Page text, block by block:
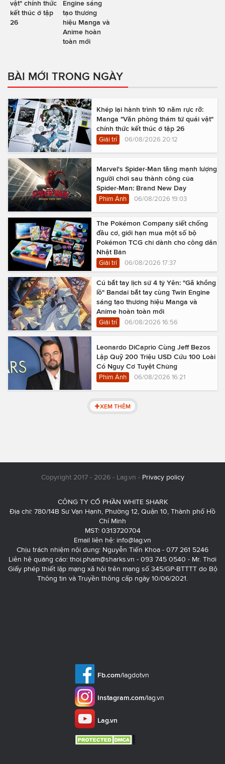
vật" chính thức
kết thúc ở tập
26
Engine sáng
tạo thương
hiệu Manga và
Anime hoàn
toàn mới
BÀI MỚI TRONG NGÀY
Khép lại hành trình 10 năm rực rỡ:
Manga "Văn phòng thám tử quái vật"
chính thức kết thúc ở tập 26
Giải trí 06/08/2026 20:12
Marvel's Spider-Man tăng mạnh lượng
người chơi sau thành công của
Spider-Man: Brand New Day
Phim Ảnh 06/08/2026 19:03
The Pokémon Company siết chống
đầu cơ, giới hạn mua một số bộ
Pokémon TCG chỉ dành cho công dân
Nhật Bản
Giải trí 06/08/2026 17:37
Cú bắt tay lịch sử 4 tỷ Yên: "Gã khổng
lồ" Bandai bắt tay cùng Twin Engine
sáng tạo thương hiệu Manga và
Anime hoàn toàn mới
Giải trí 06/08/2026 16:56
Leonardo DiCaprio Cùng Jeff Bezos
Lập Quỹ 200 Triệu USD Cứu 100 Loài
Có Nguy Cơ Tuyệt Chủng
Phim Ảnh 06/08/2026 16:21
XEM THÊM
Copyright 2017 - 2026 - Lag.vn - Privacy policy
CÔNG TY CỔ PHẦN WHITE SHARK
Địa chỉ: 780/14B Sư Vạn Hạnh, Phường 12, Quận 10, Thành phố Hồ
Chí Minh
MST: 0313720704
Email liên hệ: info@lag.vn
Chịu trách nhiệm nội dung: Nguyễn Tiến Khoa - 077 261 5246
Liên hệ quảng cáo: thoi.pham@sharks.vn - 093 745 0540 - Mr. Thơi
Giấy phép thiết lập mạng xã hội trên mạng số 345/GP-BTTTT do Bộ
Thông tin và Truyền thông cấp ngày 10/06/2021.
Fb.com/lagdotvn
Instagram.com/lag.vn
Lag.vn